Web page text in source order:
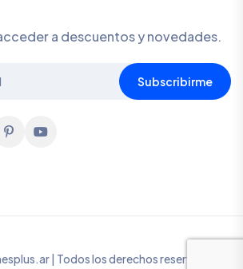
a descuentos y novedades.
Subscribirme
| Todos los derechos reservados